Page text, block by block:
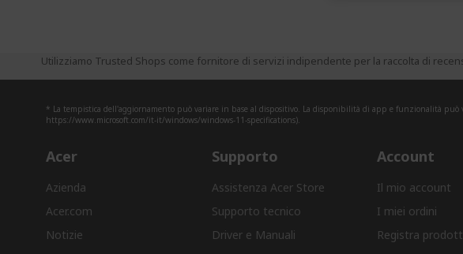
Utilizziamo Trusted Shops come fornitore di servizi indipendente per la raccolta di
* La tempistica dell'aggiornamento può variare in base al dispositivo. La disponibilità di app e funzionalità può
https://www.microsoft.com/it-it/windows/windows-11-specifications).
Acer
Azienda
Acer.com
Notizie
Supporto
Assistenza Acer Store
Supporto tecnico
Driver e Manuali
Account
Il mio account
I miei ordini
Registra